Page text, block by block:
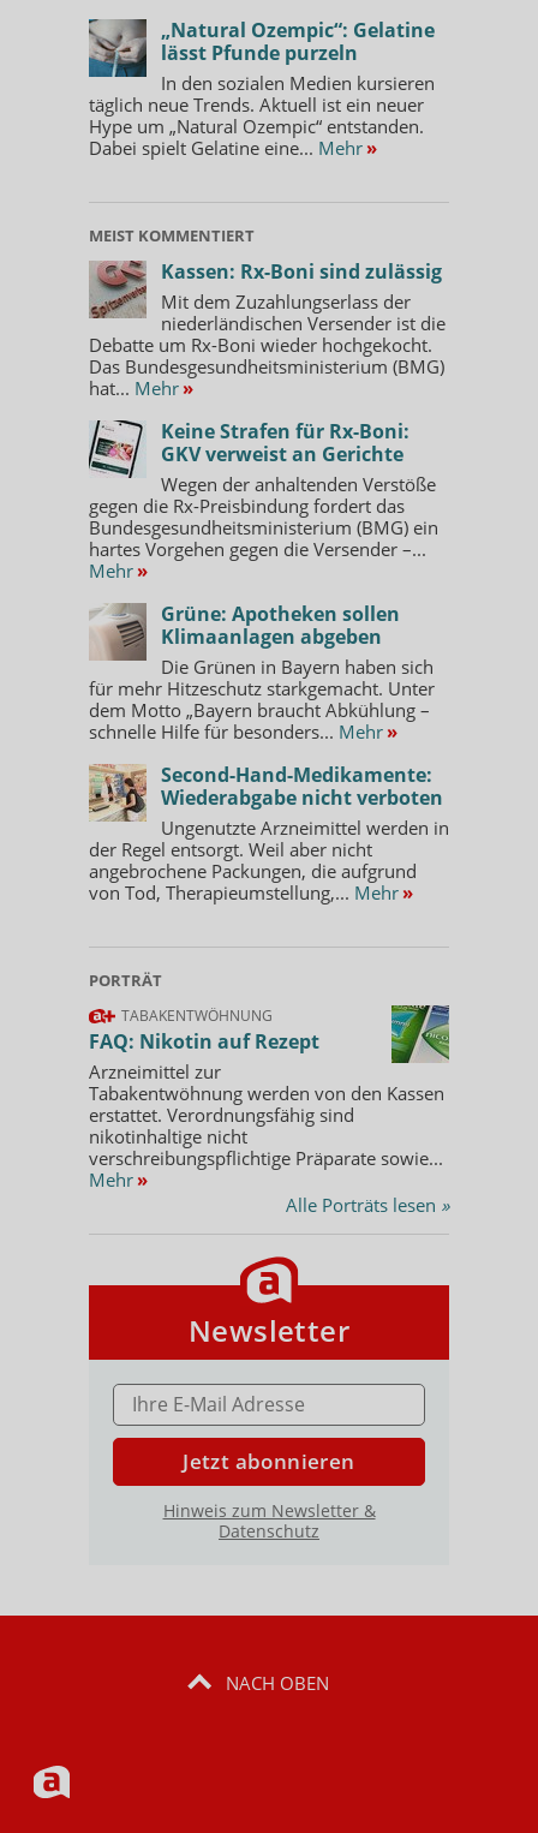
„Natural Ozempic“: Gelatine
lässt Pfunde purzeln
In den sozialen Medien kursieren
täglich neue Trends. Aktuell ist ein neuer
Hype um „Natural Ozempic“ entstanden.
Dabei spielt Gelatine eine... Mehr »
MEIST KOMMENTIERT
Kassen: Rx-Boni sind zulässig
Mit dem Zuzahlungserlass der
niederländischen Versender ist die
Debatte um Rx-Boni wieder hochgekocht.
Das Bundesgesundheitsministerium (BMG)
hat... Mehr »
Keine Strafen für Rx-Boni:
GKV verweist an Gerichte
Wegen der anhaltenden Verstöße
gegen die Rx-Preisbindung fordert das
Bundesgesundheitsministerium (BMG) ein
hartes Vorgehen gegen die Versender –...
Mehr »
Grüne: Apotheken sollen
Klimaanlagen abgeben
Die Grünen in Bayern haben sich
für mehr Hitzeschutz starkgemacht. Unter
dem Motto „Bayern braucht Abkühlung –
schnelle Hilfe für besonders... Mehr »
Second-Hand-Medikamente:
Wiederabgabe nicht verboten
Ungenutzte Arzneimittel werden in
der Regel entsorgt. Weil aber nicht
angebrochene Packungen, die aufgrund
von Tod, Therapieumstellung,... Mehr »
PORTRÄT
TABAKENTWÖHNUNG
FAQ: Nikotin auf Rezept
Arzneimittel zur
Tabakentwöhnung werden von den Kassen
erstattet. Verordnungsfähig sind
nikotinhaltige nicht
verschreibungspflichtige Präparate sowie...
Mehr »
Alle Porträts lesen »
Newsletter
E-MAIL ADRESSE
Jetzt abonnieren
Hinweis zum Newsletter &
Datenschutz
NACH OBEN